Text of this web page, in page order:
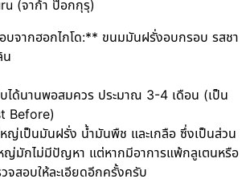
(จาก้า ป๊อกกุรุ)
จากฮอกไกโด:** ขนมมันฝรั่งอบกรอบ รสชา
น
ด้นานพอสมควร ประมาณ 3-4 เดือน (เป็น
Before)
เป็นมันฝรั่ง น้ำมันพืช และเกลือ ซึ่งเป็นส่วน
มักไม่มีปัญหา แต่หากมีอาการแพ้กลูเตนหรือ
สอบให้ละเอียดอีกครั้งครับ